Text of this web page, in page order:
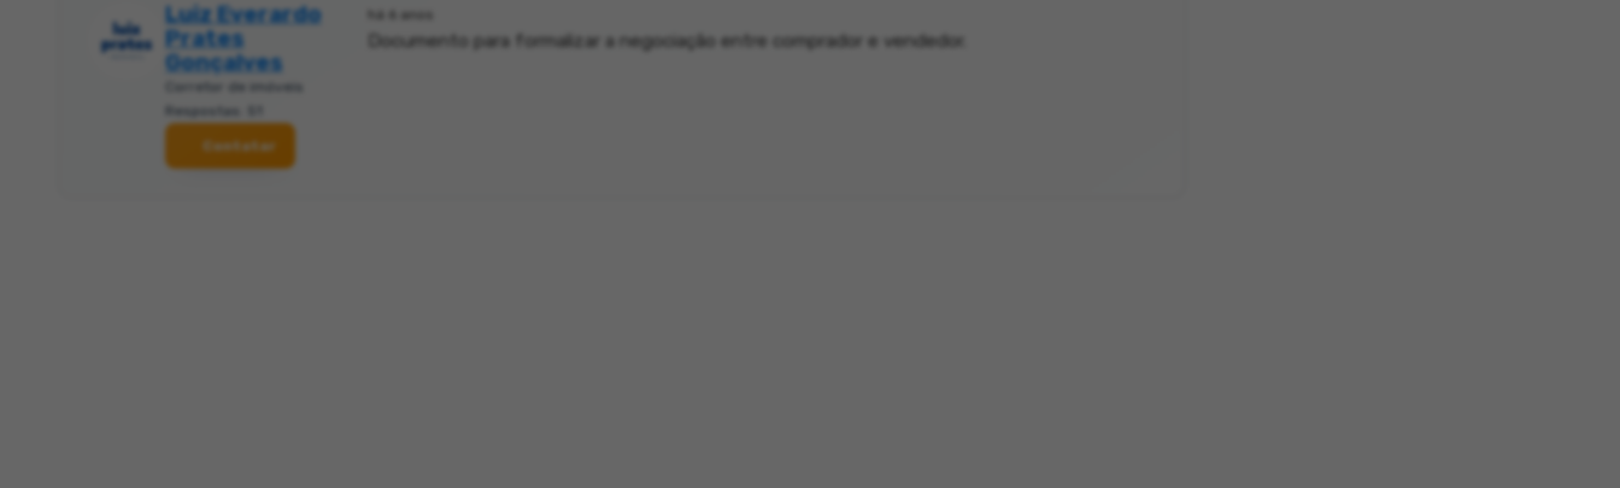
Luiz Everardo
Prates
Gonçalves
Corretor de imóveis
Respostas: 51
Contatar
há 6 anos
Documento para formalizar a negociação entre comprador e vendedor.